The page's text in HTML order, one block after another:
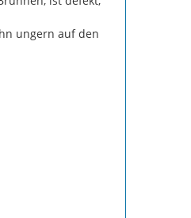
ungern auf den